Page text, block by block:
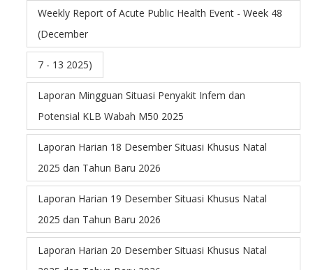
Weekly Report of Acute Public Health Event - Week 48
(December
7 - 13 2025)
Laporan Mingguan Situasi Penyakit Infem dan
Potensial KLB Wabah M50 2025
Laporan Harian 18 Desember Situasi Khusus Natal
2025 dan Tahun Baru 2026
Laporan Harian 19 Desember Situasi Khusus Natal
2025 dan Tahun Baru 2026
Laporan Harian 20 Desember Situasi Khusus Natal